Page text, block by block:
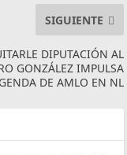
SIGUIENTE
DIPUTACIÓN AL
GONZÁLEZ IMPULSA
DE AMLO EN NL